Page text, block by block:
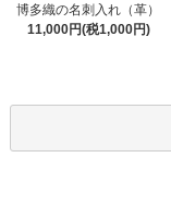
博多織の名刺入れ（革）
11,000円(税1,000円)